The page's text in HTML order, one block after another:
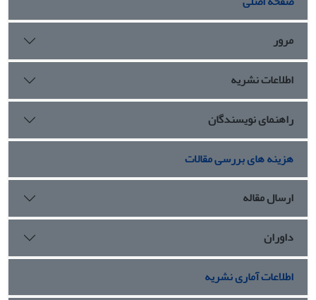
مرور
اطلاعات نشریه
راهنمای نویسندگان
هزینه های بررسی مقالات
ارسال مقاله
داوران
اطلاعات آماری نشریه